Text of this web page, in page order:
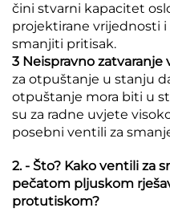
čini stvarni kapacitet
projektirane vrijednosti
smanjiti pritisak.
3 Neispravno zatvaranje
za otpuštanje u stanju
otpuštanje mora biti u
su za radne uvjete
posebni ventili za
2. - Što? Kako ventili za
pečatom pljuskom
protutiskom?